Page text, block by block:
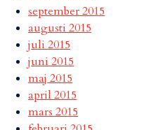
september 2015
augusti 2015
juli 2015
juni 2015
maj 2015
april 2015
mars 2015